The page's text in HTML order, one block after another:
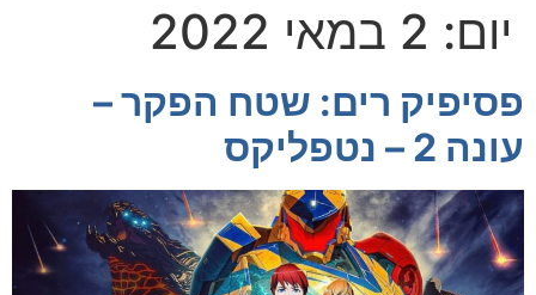
יום: 2 במאי 2022
פסיפיק רים: שטח הפקר –
עונה 2 – נטפליקס